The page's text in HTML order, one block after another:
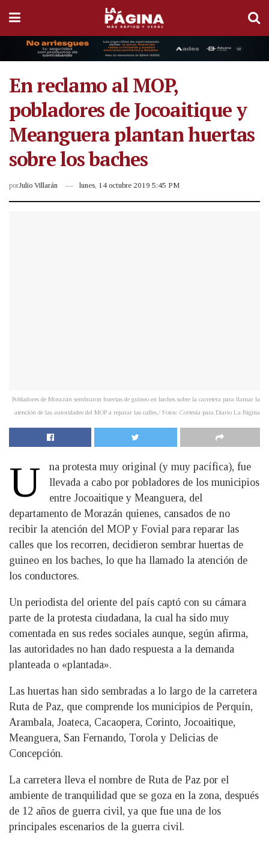
En reclamo al MOP,
pobladores de Jocoaitique y
Meanguera plantan huertas
sobre los baches
porJulio Villarán lunes, 14 octubre 2019 5:45 PM
Pobladores de Morazán sembraron huertas de guineo en baches sobre la carretera para llamar la
atención de las autoridades del MOP a reparar las calles./ Fotos: Cortesía para Diario La Página
U
na protesta muy original (y muy pacífica), fue
llevada a cabo por pobladores de los municipios
entre Jocoaitique y Meanguera, del
departamento de Morazán quienes, cansados de no
recibir la atención del MOP y Fovial para reparar las
calles que los recorren, decidieron sembrar huertas de
guineo en los baches, lo que ha llamado la atención de
los conductores.
Un periodista del oriente del país captó con su cámara
parte de la protesta ciudadana, la cual ha sido muy
comentada en sus redes sociales aunque, según afirma,
las autoridades no han dado respuesta a la demanda
planteada o «plantada».
Las huertas han sido sembradas a lo largo de la carretera
Ruta de Paz, que comprende los municipios de Perquín,
Arambala, Joateca, Cacaopera, Corinto, Jocoaitique,
Meanguera, San Fernando, Torola y Delicias de
Concepción.
La carretera lleva el nombre de Ruta de Paz por el
ambiente de tranquilidad que se goza en la zona, después
de 12 años de guerra civil, ya que fue una de los
principales escenarios de la guerra civil.